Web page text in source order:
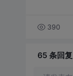
390
65 条回复